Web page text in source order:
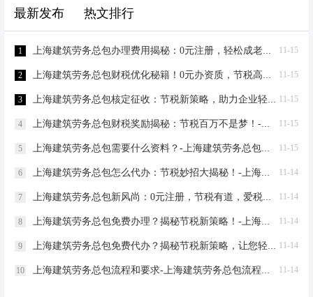
督管理局网站进行核名。 提交…
需要确定是注册为个体工商户还是有
限公司。个体工商户适合规模较小、
业务简单的经营者；而有限公司则更
确定经营范围：根据你实际经营的业
务来确定你的经营范围。如果涉及特
名称核准：到工商局进行企…
最新发布 热文排行
11-15
1 上海建筑劳务总包办理费用揭秘：0元注册，轻松成老板！-上海建筑劳务总包办理费用
11-15
2 上海建筑劳务总包财税优化秘籍！0元办资质，节税高达80%-上海建筑劳务总包财税优化
11-15
3 上海建筑劳务总包核定征收：节税新策略，助力企业轻装上阵！-上海建筑劳务总包核定征收
11-15
4 上海建筑劳务总包财税奖励揭秘：节税百万不是梦！-上海建筑劳务总包财税奖励
11-15
5 上海建筑劳务总包需要什么资料？-上海建筑劳务总包需要什么资料
11-14
6 上海建筑劳务总包怎么代办：节税妙招大揭秘！-上海建筑劳务总包怎么代办
11-14
7 上海建筑劳务总包新风尚：0元注册，节税有道，爱税宝助力企业轻装上阵！-上海建筑劳务总包需要到场吗？
11-14
8 上海建筑劳务总包免费办理？揭秘节税新策略！-上海建筑劳务总包免费办理吗？
11-14
9 上海建筑劳务总包免费代办？揭秘节税新策略，让您轻松成老板！-上海建筑劳务总包免费代办吗？
11-14
10 上海建筑劳务总包流程和要求-上海建筑劳务总包流程和要求